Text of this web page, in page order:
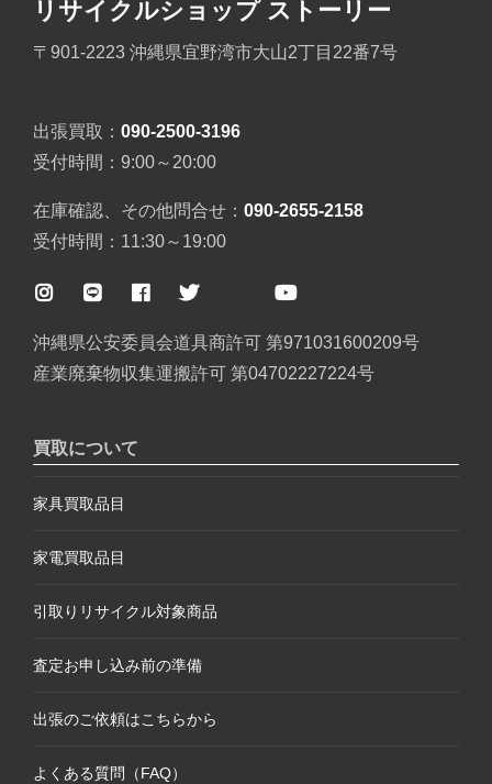
リサイクルショップ ストーリー
〒901-2223 沖縄県宜野湾市大山2丁目22番7号
出張買取： 090-2500-3196
受付時間：9:00～20:00
在庫確認、その他問合せ： 090-2655-2158
受付時間：11:30～19:00
沖縄県公安委員会道具商許可 第971031600209号
産業廃棄物収集運搬許可 第04702227224号
買取について
家具買取品目
家電買取品目
引取りリサイクル対象商品
査定お申し込み前の準備
出張のご依頼はこちらから
よくある質問（FAQ）